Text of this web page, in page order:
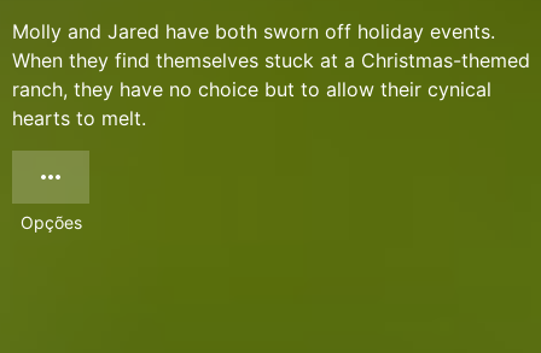
Molly and Jared have both sworn off holiday events.
When they find themselves stuck at a Christmas-themed
ranch, they have no choice but to allow their cynical
hearts to melt.
Opções